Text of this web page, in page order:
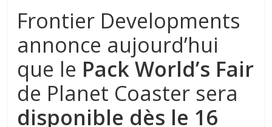
Frontier Developments
annonce aujourd’hui
que le Pack World’s Fair
de Planet Coaster sera
disponible dès le 16